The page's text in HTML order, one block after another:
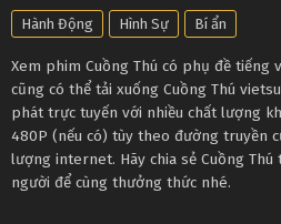
Hành Động Hình Sự Bí ẩn
Xem phim Cuồng Thú có phụ đề
cũng có thể tải xuống Cuồng Thú
phát trực tuyến với nhiều chất lượng
480P (nếu có) tùy theo đường truyền
lượng internet. Hãy chia sẻ Cuồng
người để cùng thưởng thức nhé.